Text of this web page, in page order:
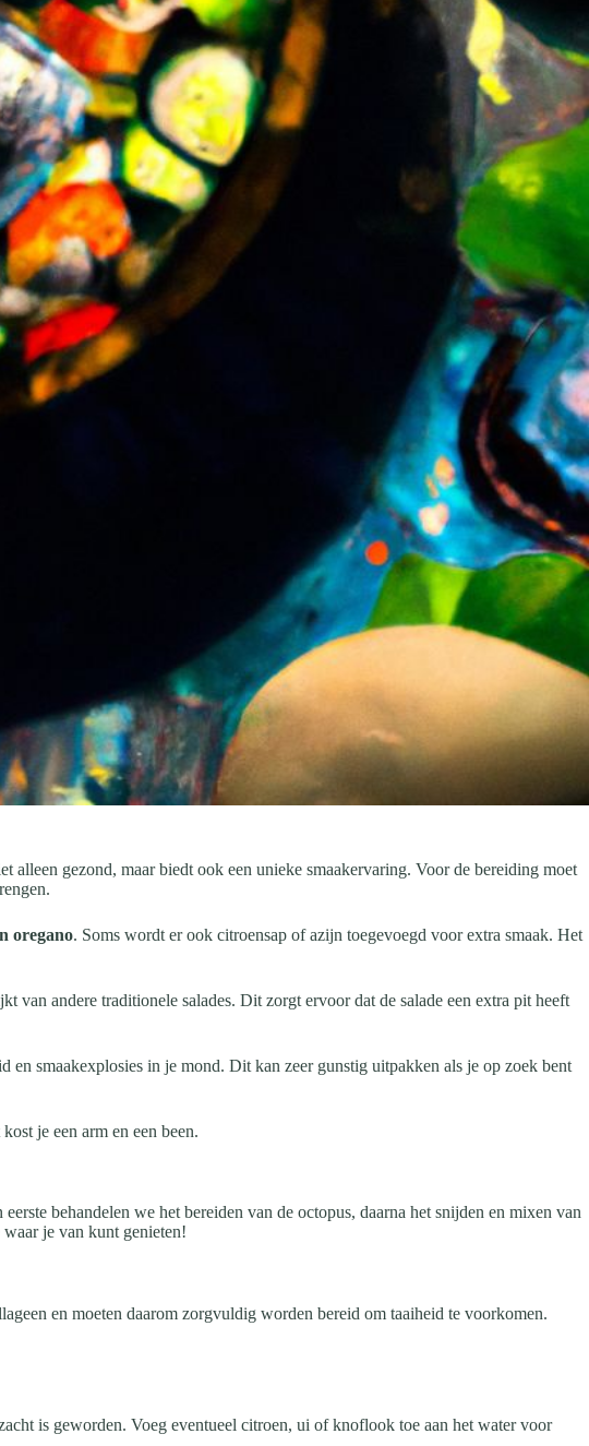
gezond, maar biedt ook een unieke smaakervaring. Voor de bereiding moet
oregano. Soms wordt er ook citroensap of azijn toegevoegd voor extra smaak. Het
van andere traditionele salades. Dit zorgt ervoor dat de salade een extra pit heeft
smaakexplosies in je mond. Dit kan zeer gunstig uitpakken als je op zoek bent
je een arm en een been.
behandelen we het bereiden van de octopus, daarna het snijden en mixen van
waar je van kunt genieten!
en moeten daarom zorgvuldig worden bereid om taaiheid te voorkomen.
is geworden. Voeg eventueel citroen, ui of knoflook toe aan het water voor